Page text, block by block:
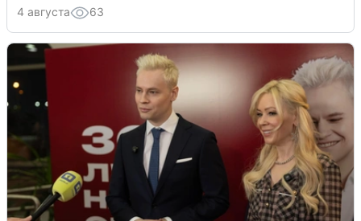
4 августа 63